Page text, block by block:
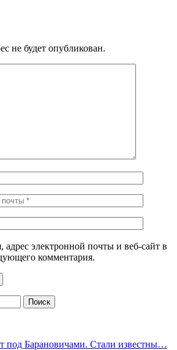
не будет опубликован.
электронной почты и веб-сайт в
комментария.
под Барановичами. Стали известны…